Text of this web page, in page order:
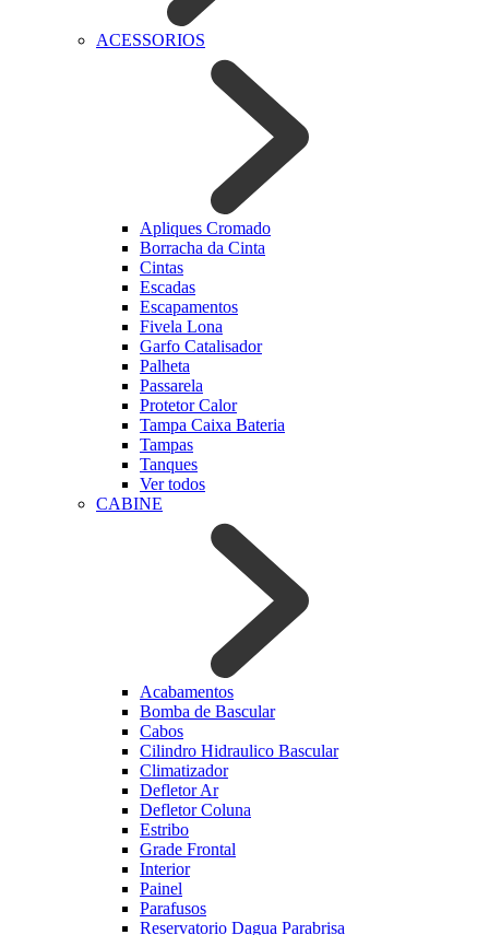
ACESSORIOS
Apliques Cromado
Borracha da Cinta
Cintas
Escadas
Escapamentos
Fivela Lona
Garfo Catalisador
Palheta
Passarela
Protetor Calor
Tampa Caixa Bateria
Tampas
Tanques
Ver todos
CABINE
Acabamentos
Bomba de Bascular
Cabos
Cilindro Hidraulico Bascular
Climatizador
Defletor Ar
Defletor Coluna
Estribo
Grade Frontal
Interior
Painel
Parafusos
Reservatorio Dagua Parabrisa